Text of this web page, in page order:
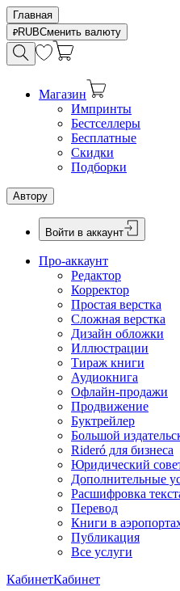
Главная
RUBСменить валюту
Магазин
Импринты
Бестселлеры
Бесплатные
Скидки
Подборки
Автору
Войти в аккаунт
Про-аккаунт
Редактор
Корректор
Простая верстка
Сложная верстка
Дизайн обложки
Иллюстрации
Тираж книги
Аудиокнига
Офлайн-продажи
Продвижение
Буктрейлер
Большой
Rideró для бизнеса
Юридический
Дополнительные
Расшифровка
Перевод
Книги в
Публикация
Все услуги
КабинетКабинет